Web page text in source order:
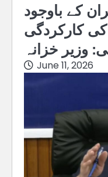
کے باوجود
کارکردگی
وزیر خزانہ
June 11, 2026